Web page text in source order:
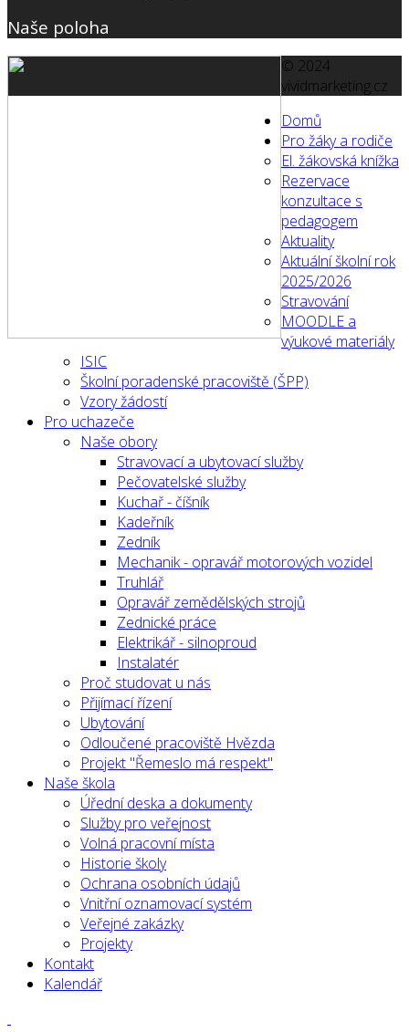
Naše poloha
© 2024
vividmarketing.cz
Domů
Pro žáky a rodiče
El. žákovská knížka
Rezervace
konzultace s
pedagogem
Aktuality
Aktuální školní rok
2025/2026
Stravování
MOODLE a
výukové materiály
ISIC
Školní poradenské pracoviště (ŠPP)
Vzory žádostí
Pro uchazeče
Naše obory
Stravovací a ubytovací služby
Pečovatelské služby
Kuchař - číšník
Kadeřník
Zedník
Mechanik - opravář motorových vozidel
Truhlář
Opravář zemědělských strojů
Zednické práce
Elektrikář - silnoproud
Instalatér
Proč studovat u nás
Přijímací řízení
Ubytování
Odloučené pracoviště Hvězda
Projekt "Řemeslo má respekt"
Naše škola
Úřední deska a dokumenty
Služby pro veřejnost
Volná pracovní místa
Historie školy
Ochrana osobních údajů
Vnitřní oznamovací systém
Veřejné zakázky
Projekty
Kontakt
Kalendář